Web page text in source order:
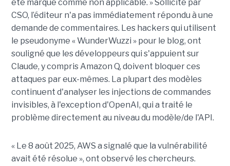
été marqué comme non applicable. » Sollicité par
CSO, l’éditeur n'a pas immédiatement répondu à une
demande de commentaires. Les hackers qui utilisent
le pseudonyme « WunderWuzzi » pour le blog, ont
souligné que les développeurs qui s'appuient sur
Claude, y compris Amazon Q, doivent bloquer ces
attaques par eux-mêmes. La plupart des modèles
continuent d'analyser les injections de commandes
invisibles, à l'exception d'OpenAI, qui a traité le
problème directement au niveau du modèle/de l'API.
« Le 8 août 2025, AWS a signalé que la vulnérabilité
avait été résolue », ont observé les chercheurs.